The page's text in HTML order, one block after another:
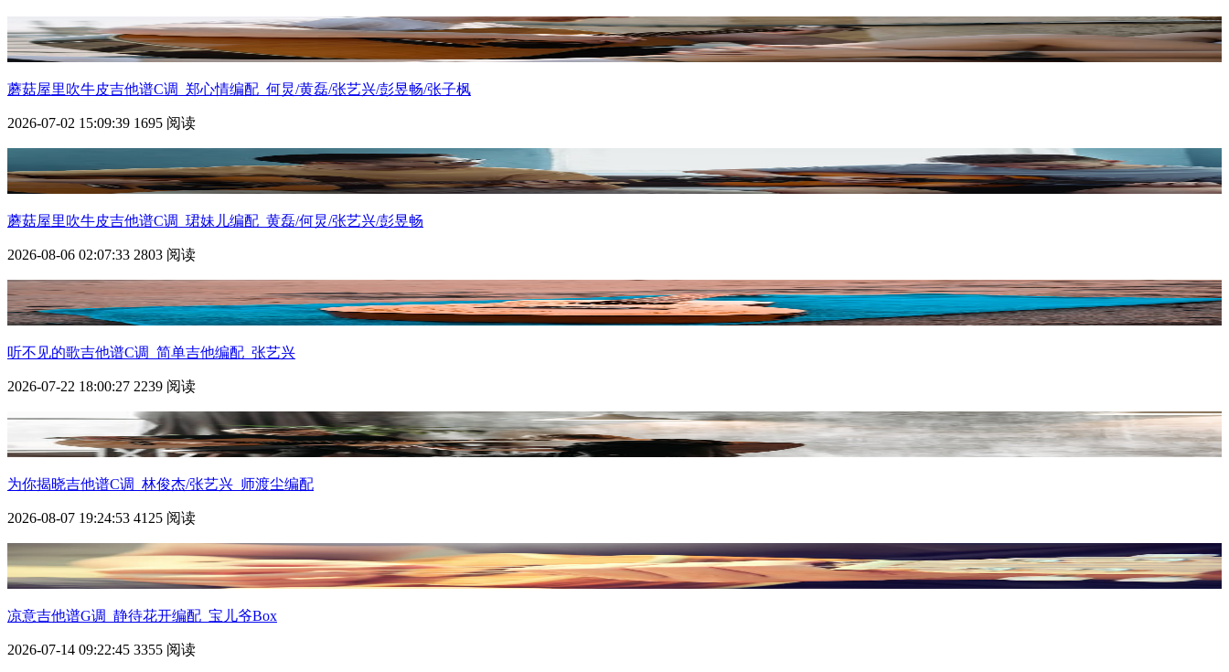
蘑菇屋里吹牛皮吉他谱C调_郑心情编配_何炅/黄磊/张艺兴/彭昱畅/张子枫
2026-07-02 15:09:39 1695 阅读
蘑菇屋里吹牛皮吉他谱C调_珺妹儿编配_黄磊/何炅/张艺兴/彭昱畅
2026-08-06 02:07:33 2803 阅读
听不见的歌吉他谱C调_简单吉他编配_张艺兴
2026-07-22 18:00:27 2239 阅读
为你揭晓吉他谱C调_林俊杰/张艺兴_师渡尘编配
2026-08-07 19:24:53 4125 阅读
凉意吉他谱G调_静待花开编配_宝儿爷Box
2026-07-14 09:22:45 3355 阅读